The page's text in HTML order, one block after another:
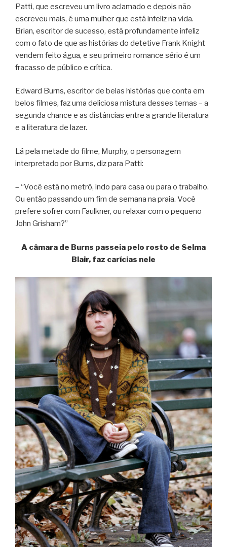
Patti, que escreveu um livro aclamado e depois não
escreveu mais, é uma mulher que está infeliz na vida.
Brian, escritor de sucesso, está profundamente infeliz
com o fato de que as histórias do detetive Frank Knight
vendem feito água, e seu primeiro romance sério é um
fracasso de público e crítica.
Edward Burns, escritor de belas histórias que conta em
belos filmes, faz uma deliciosa mistura desses temas – a
segunda chance e as distâncias entre a grande literatura
e a literatura de lazer.
Lá pela metade do filme, Murphy, o personagem
interpretado por Burns, diz para Patti:
– “Você está no metrô, indo para casa ou para o trabalho.
Ou então passando um fim de semana na praia. Você
prefere sofrer com Faulkner, ou relaxar com o pequeno
John Grisham?”
A câmara de Burns passeia pelo rosto de Selma
Blair, faz carícias nele